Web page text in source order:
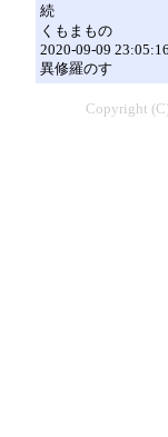
続
くもまもの
2020-09-09 23:05:16
異修羅のす
Copyright